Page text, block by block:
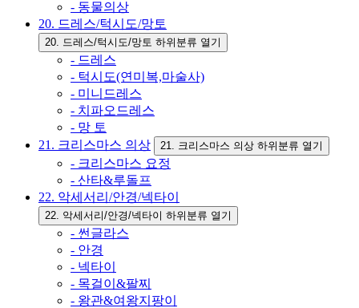
- 동물의상
20. 드레스/턱시도/망토
20. 드레스/턱시도/망토 하위분류 열기
- 드레스
- 턱시도(연미복,마술사)
- 미니드레스
- 치파오드레스
- 망 토
21. 크리스마스 의상
21. 크리스마스 의상 하위분류 열기
- 크리스마스 요정
- 산타&루돌프
22. 악세서리/안경/넥타이
22. 악세서리/안경/넥타이 하위분류 열기
- 썬글라스
- 안경
- 넥타이
- 목걸이&팔찌
- 왕관&여왕지팡이